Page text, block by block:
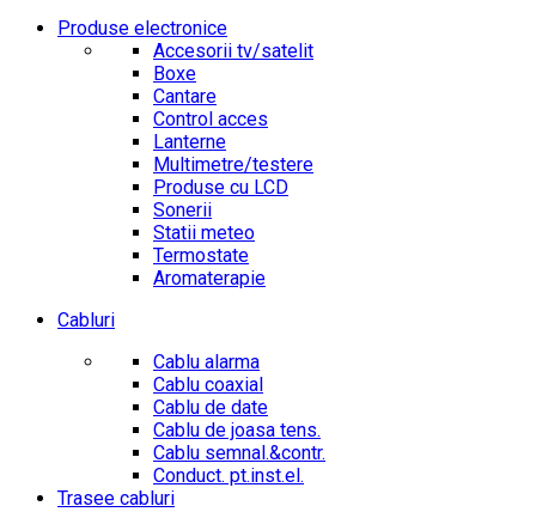
Produse electronice
Accesorii tv/satelit
Boxe
Cantare
Control acces
Lanterne
Multimetre/testere
Produse cu LCD
Sonerii
Statii meteo
Termostate
Aromaterapie
Cabluri
Cablu alarma
Cablu coaxial
Cablu de date
Cablu de joasa tens.
Cablu semnal.&contr.
Conduct. pt.inst.el.
Trasee cabluri